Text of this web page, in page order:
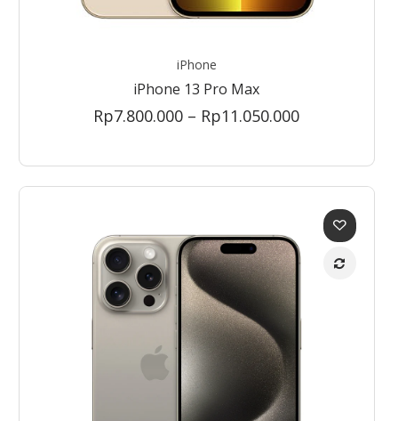
iPhone
iPhone 13 Pro Max
Rp7.800.000 – Rp11.050.000Price
Rp7.800.000